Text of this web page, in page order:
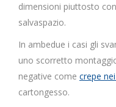
dimensioni piuttosto
salvaspazio.
In ambedue i casi gli
uno scorretto
negative come crepe
cartongesso.